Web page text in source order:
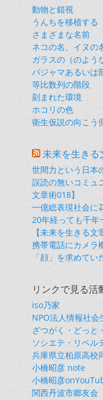
動物と錯視
うんちを移植する
さまざまな名前
ネコの名、イヌの
ガラスの（のよう
パジャマあるいは
等比数列の階段
刻まれた環境
ホコリの色
衛生仮説の向こう
未来を生きる
世間力という日本
誤読の無いコミュ
文章術018】
一億総表現社会に
20年経っても千年
【未来を生きる文
携帯電話にカメラ
「顔」を求めて
リンクで見る活
iso乃家
NPO法人情報社会
ざつがく・どっと
ソシエテ・リベル
兵庫県立柏原高校
小橋昭彦 note
小橋昭彦
関西丹波市郷友会